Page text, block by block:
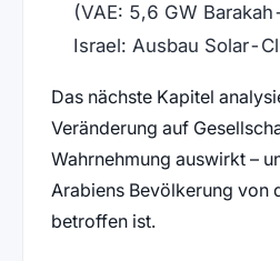
(VAE: 5,6 GW
Israel: Ausbau Solar-
Das nächste Kapitel
Veränderung auf
Wahrnehmung auswirkt –
Arabiens Bevölkerung von
betroffen ist.